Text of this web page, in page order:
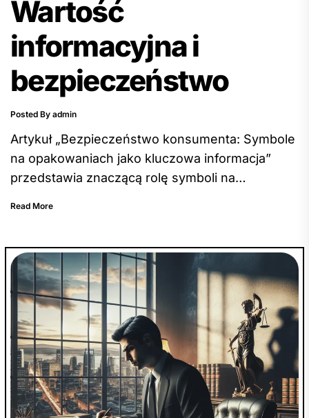
Wartość
informacyjna i
bezpieczeństwo
Posted By admin
Artykuł „Bezpieczeństwo konsumenta: Symbole
na opakowaniach jako kluczowa informacja”
przedstawia znaczącą rolę symboli na
interpretacji symboli na opakowaniach, ich
wartości informacyjnej i wpływu na decyzje
zakupowe. Artykuł podkreśla, że symbole mają
istotne znaczenie dla świadomego wyboru
produktów, zwłaszcza w kontekście
bezpiecznego użytkowania i ochrony
środowiska. Zaprasza do zgłębienia szczegółów
na temat symboli na opakowaniach,
podkreślając ich istotną rolę w zapewnianiu
Read More